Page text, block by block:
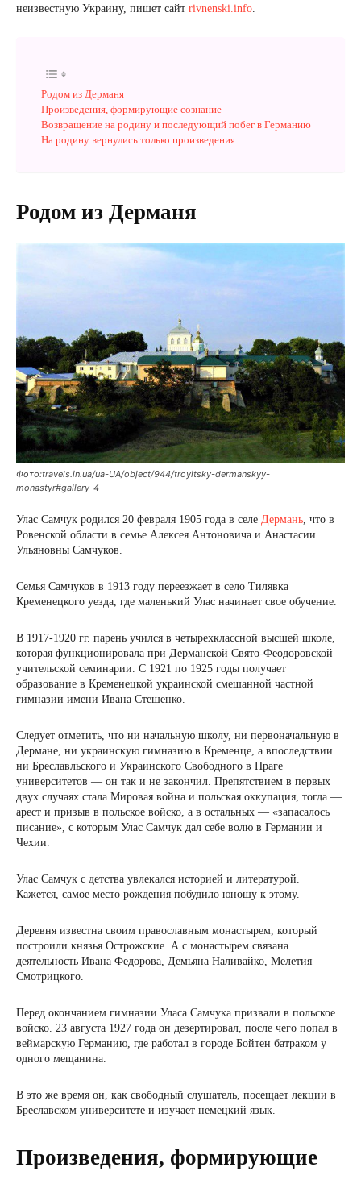
неизвестную Украину, пишет сайт rivnenski.info.
Родом из Дерманя
Произведения, формирующие сознание
Возвращение на родину и последующий побег в Германию
На родину вернулись только произведения
Родом из Дерманя
Фото:travels.in.ua/uа-UA/object/944/troyitsky-dermanskyy-
monastyr#gallery-4
Улас Самчук родился 20 февраля 1905 года в селе Дермань, что в
Ровенской области в семье Алексея Антоновича и Анастасии
Ульяновны Самчуков.
Семья Самчуков в 1913 году переезжает в село Тилявка
Кременецкого уезда, где маленький Улас начинает свое обучение.
В 1917-1920 гг. парень учился в четырехклассной высшей школе,
которая функционировала при Дерманской Свято-Феодоровской
учительской семинарии. С 1921 по 1925 годы получает
образование в Кременецкой украинской смешанной частной
гимназии имени Ивана Стешенко.
Следует отметить, что ни начальную школу, ни первоначальную в
Дермане, ни украинскую гимназию в Кременце, а впоследствии
ни Бреславльского и Украинского Свободного в Праге
университетов — он так и не закончил. Препятствием в первых
двух случаях стала Мировая война и польская оккупация, тогда —
арест и призыв в польское войско, а в остальных — «запасалось
писание», с которым Улас Самчук дал себе волю в Германии и
Чехии.
Улас Самчук с детства увлекался историей и литературой.
Кажется, самое место рождения побудило юношу к этому.
Деревня известна своим православным монастырем, который
построили князья Острожские. А с монастырем связана
деятельность Ивана Федорова, Демьяна Наливайко, Мелетия
Смотрицкого.
Перед окончанием гимназии Уласа Самчука призвали в польское
войско. 23 августа 1927 года он дезертировал, после чего попал в
веймарскую Германию, где работал в городе Бойтен батраком у
одного мещанина.
В это же время он, как свободный слушатель, посещает лекции в
Бреславском университете и изучает немецкий язык.
Произведения, формирующие